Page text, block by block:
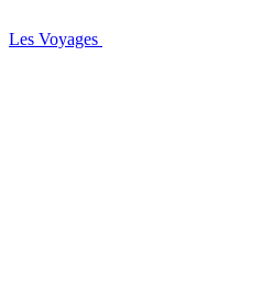
Les Voyages